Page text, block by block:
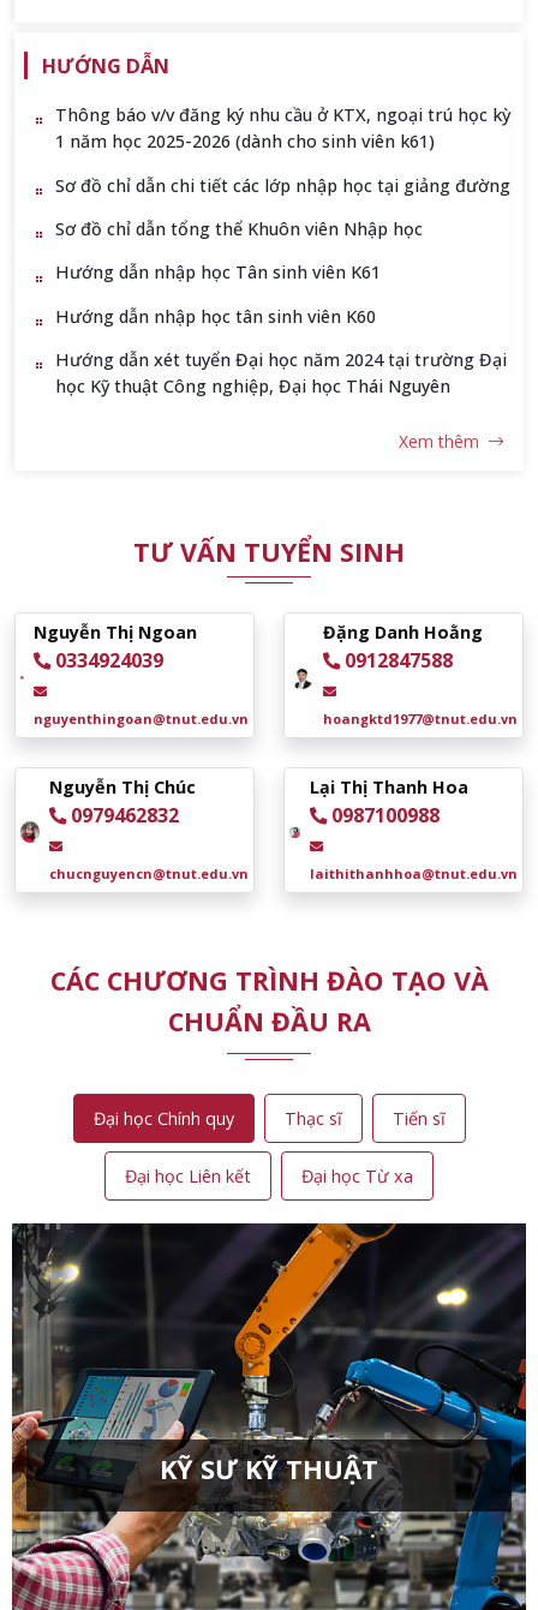
HƯỚNG DẪN
Thông báo v/v đăng ký nhu cầu ở KTX, ngoại trú học kỳ
1 năm học 2025-2026 (dành cho sinh viên k61)
Sơ đồ chỉ dẫn chi tiết các lớp nhập học tại giảng đường
Sơ đồ chỉ dẫn tổng thể Khuôn viên Nhập học
Hướng dẫn nhập học Tân sinh viên K61
Hướng dẫn nhập học tân sinh viên K60
Hướng dẫn xét tuyển Đại học năm 2024 tại trường Đại
học Kỹ thuật Công nghiệp, Đại học Thái Nguyên
Xem thêm
TƯ VẤN TUYỂN SINH
Nguyễn Thị Ngoan
0334924039
nguyenthingoan@tnut.edu.vn
Đặng Danh Hoằng
0912847588
hoangktd1977@tnut.edu.vn
Nguyễn Thị Chúc
0979462832
chucnguyencn@tnut.edu.vn
Lại Thị Thanh Hoa
0987100988
laithithanhhoa@tnut.edu.vn
CÁC CHƯƠNG TRÌNH ĐÀO TẠO VÀ
CHUẨN ĐẦU RA
Đại học Chính quy Thạc sĩ Tiến sĩ
Đại học Liên kết Đại học Từ xa
KỸ SƯ KỸ THUẬT
Kỹ thuật cơ khí chương trình tiên tiến
Kỹ thuật điện chương trình tiên tiến
Kỹ thuật Cơ điện tử
Kỹ thuật cơ khí